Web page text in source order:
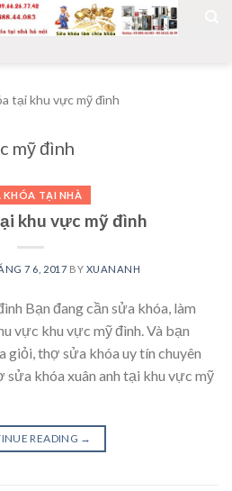
tại khu vực mỹ đình
mỹ đình
KHÓA TẠI NHÀ
khu vực mỹ đình
7 6, 2017 BY XUANANH
Bạn đang cần sửa khóa, làm
vực khu vực mỹ đình. Và bạn
giỏi, thợ sửa khóa uy tín chuyên
khóa xuân anh tại khu vực mỹ
READING →